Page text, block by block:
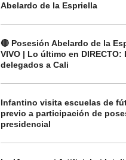
Abelardo de la Espriella
🔴 Posesión Abelardo de la
VIVO | Lo último en
delegados a Cali
Infantino visita escuelas de
previo a participación de
presidencial